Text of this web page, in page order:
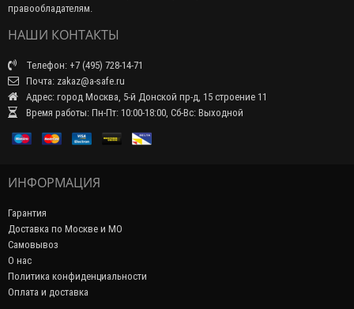
правообладателям.
НАШИ КОНТАКТЫ
Телефон: +7 (495) 728-14-71
Почта: zakaz@a-safe.ru
Адрес: город Москва, 5-й Донской пр-д, 15 строение 11
Время работы: Пн-Пт: 10:00-18:00, Сб-Вс: Выходной
ИНФОРМАЦИЯ
Гарантия
Доставка по Москве и МО
Самовывоз
О нас
Политика конфиденциальности
Оплата и доставка